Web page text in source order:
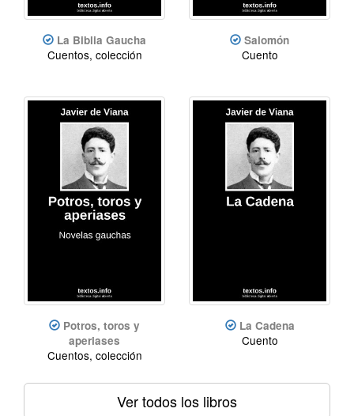
La Biblia Gaucha
Cuentos, colección
Salomón
Cuento
Potros, toros y
aperiases
Cuentos, colección
La Cadena
Cuento
Ver todos los libros